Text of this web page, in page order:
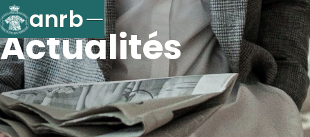
anrb
Actualités